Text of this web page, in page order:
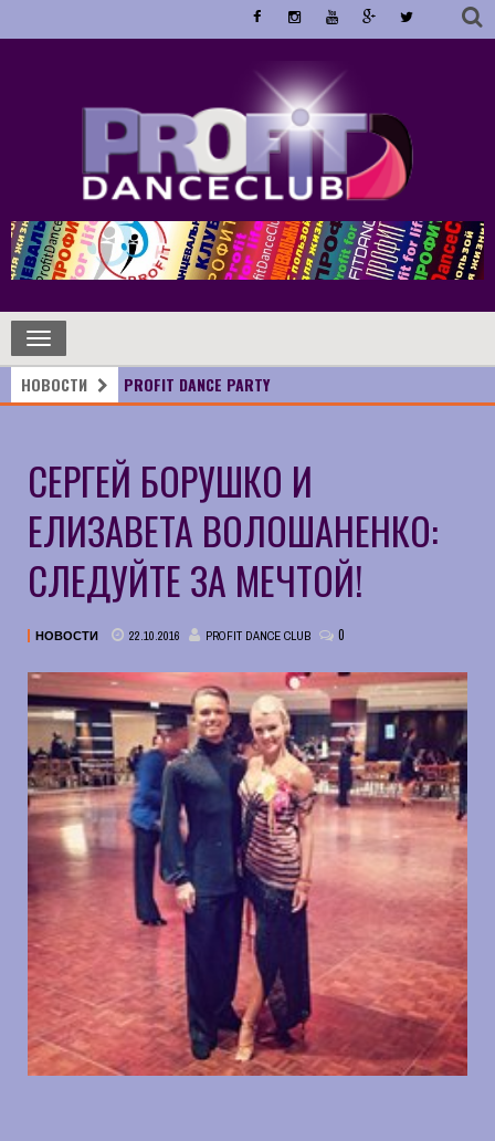
Toggle
navigation
НОВОСТИ PROFIT DANCE PARTY
СЕРГЕЙ БОРУШКО И
ЕЛИЗАВЕТА ВОЛОШАНЕНКО:
СЛЕДУЙТЕ ЗА МЕЧТОЙ!
НОВОСТИ 22.10.2016 PROFIT DANCE CLUB 0